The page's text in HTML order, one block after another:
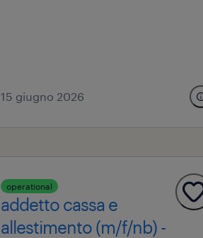
15 giugno 2026
operational
addetto cassa e
allestimento (m/f/nb) -